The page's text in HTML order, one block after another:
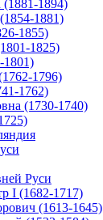
1894)
1881)
1855)
1825)
1801)
1796)
1762)
(1730-1740)
Руси
I (1682-1717)
(1613-1645)